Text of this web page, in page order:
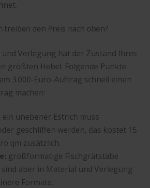
treiben den Preis nach oben?
Verlegung hat der Zustand Ihres
größten Hebel. Folgende Punkte
3.000-Euro-Auftrag schnell einen
machen:
ein unebener Estrich muss
geschliffen werden, das kostet 15
qm zusätzlich.
großformatige Fischgrätstäbe
aber in Material und Verlegung
Formate.